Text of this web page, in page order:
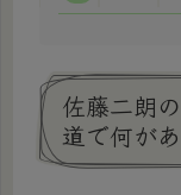
佐藤二朗
道で何が